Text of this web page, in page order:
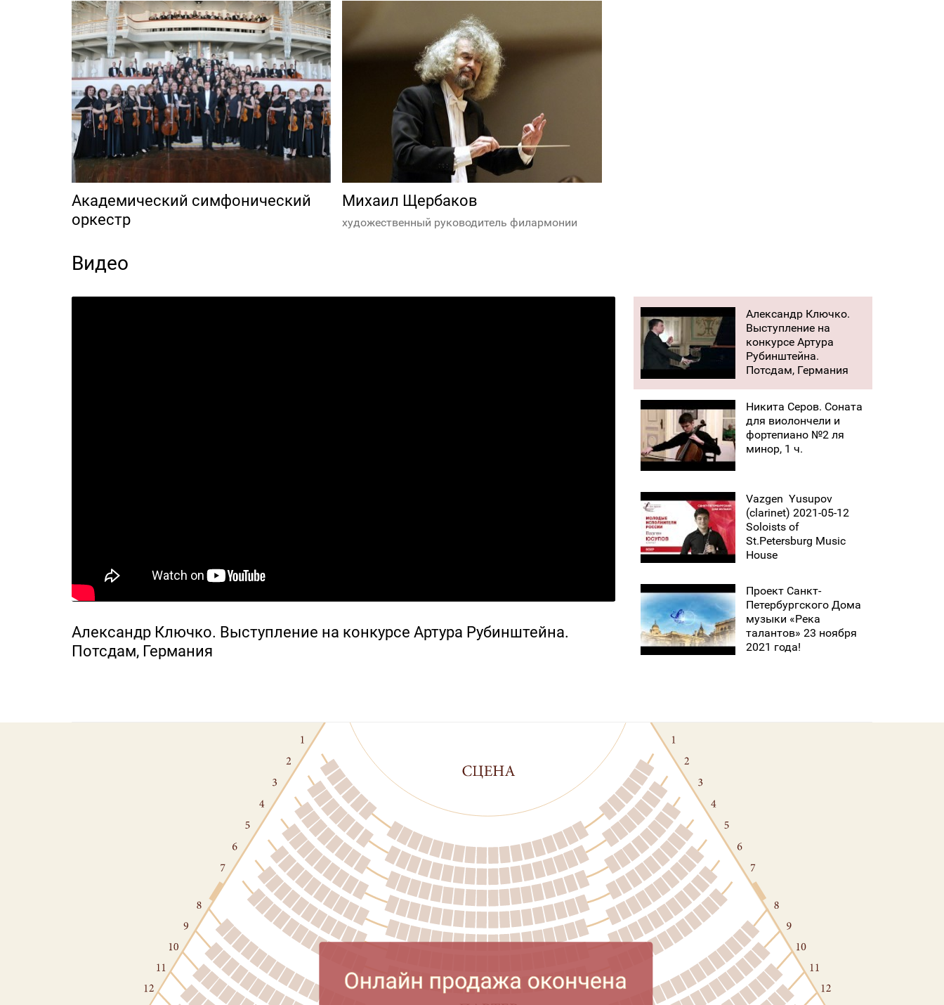
Академический симфонический
оркестр
Михаил Щербаков
художественный руководитель филармонии
Видео
Александр Ключко. Выступление на конкурсе Артура Рубинштейна.
Потсдам, Германия
Александр Ключко.
Выступление на
конкурсе Артура
Рубинштейна.
Потсдам, Германия
Никита Серов. Соната
для виолончели и
фортепиано №2 ля
минор, 1 ч.
Vazgen ​ Yusupov
(clarinet) 2021-05-12
Soloists of
St.Petersburg Music
House
Проект Санкт-
Петербургского Дома
музыки «Река
талантов» 23 ноября
2021 года!